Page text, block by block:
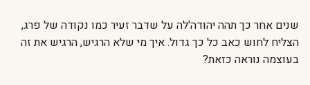
שנים אחר כך תהה יהודה'לה על שדבר זעיר כמו נקודה של פרג,
הצליח לחוש כאב כל כך גדול. איך מי שלא הרגיש, הרגיש את זה
בעוצמה נוראה כזאת?